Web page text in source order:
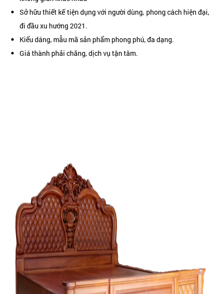
Sở hữu thiết kế tiện dụng với người dùng, phong cách hiện đại,
đi đầu xu hướng 2021.
Kiểu dáng, mẫu mã sản phẩm phong phú, đa dạng.
Giá thành phải chăng, dịch vụ tận tâm.